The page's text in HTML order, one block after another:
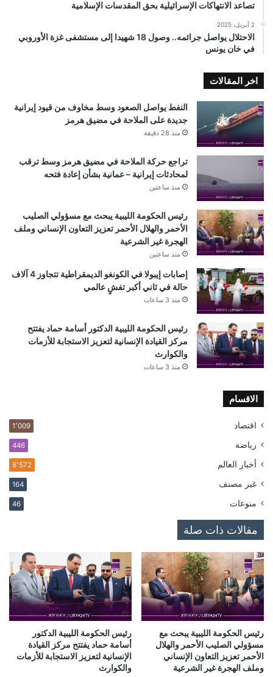
تصاعد الانتهاكات الإسرائيلية بحق المقدسات الإسلامية
2 أبريل، 2025
الاحتلال يواصل جرائمه.. وصول 18 شهيدا إلى مستشفى غزة الأوروبي
في خان يونس
اخر المقالات
النفط يواصل الصعود وسط مخاوف من قيود إيرانية
جديدة على الملاحة في مضيق هرمز
منذ 28 دقيقة
تراجع حركة الملاحة في مضيق هرمز وسط ترقب
لمحادثات إيرانية – عمانية بشأن إعادة فتحه
منذ ساعتين
رئيس الحكومة الليبية يبحث مع مسؤولي الصليب
الأحمر والهلال الأحمر تعزيز التعاون الإنساني وملف
الهجرة غير الشرعية
منذ ساعتين
إصابات إيبولا في الكونغو الديمقراطية تتجاوز 4 آلاف
حالة في ثاني أكبر تفشٍ عالمي
منذ 3 ساعات
رئيس الحكومة الليبية الدكتور أسامة حماد يفتتح
مركز القيادة الإنسانية لتعزيز الاستجابة للأزمات
والكوارث
منذ 3 ساعات
الاقسام
اقتصاد 1٬009
رياضة 446
أخبار العالم 8٬572
غير مصنف 164
منوعات 46
مقالات ذات صلة
رئيس الحكومة الليبية يبحث مع
مسؤولي الصليب الأحمر والهلال
الأحمر تعزيز التعاون الإنساني
وملف الهجرة غير الشرعية
رئيس الحكومة الليبية الدكتور
أسامة حماد يفتتح مركز القيادة
الإنسانية لتعزيز الاستجابة للأزمات
والكوارث